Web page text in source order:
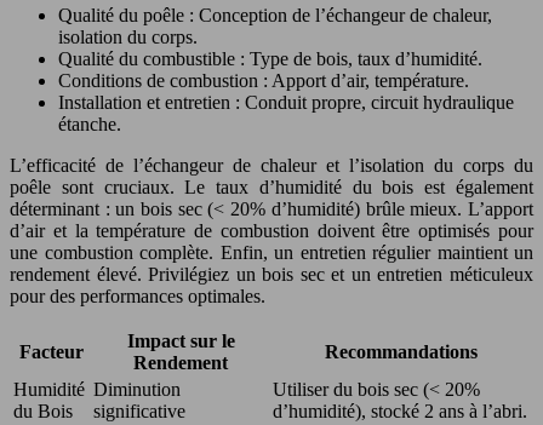
Qualité du poêle : Conception de l’échangeur de chaleur,
isolation du corps.
Qualité du combustible : Type de bois, taux d’humidité.
Conditions de combustion : Apport d’air, température.
Installation et entretien : Conduit propre, circuit hydraulique
étanche.
L’efficacité de l’échangeur de chaleur et l’isolation du corps du
poêle sont cruciaux. Le taux d’humidité du bois est également
déterminant : un bois sec (< 20% d’humidité) brûle mieux. L’apport
d’air et la température de combustion doivent être optimisés pour
une combustion complète. Enfin, un entretien régulier maintient un
rendement élevé. Privilégiez un bois sec et un entretien méticuleux
pour des performances optimales.
Facteur
Impact sur le
Rendement
Recommandations
Humidité
du Bois
Diminution
significative
Utiliser du bois sec (< 20%
d’humidité), stocké 2 ans à l’abri.